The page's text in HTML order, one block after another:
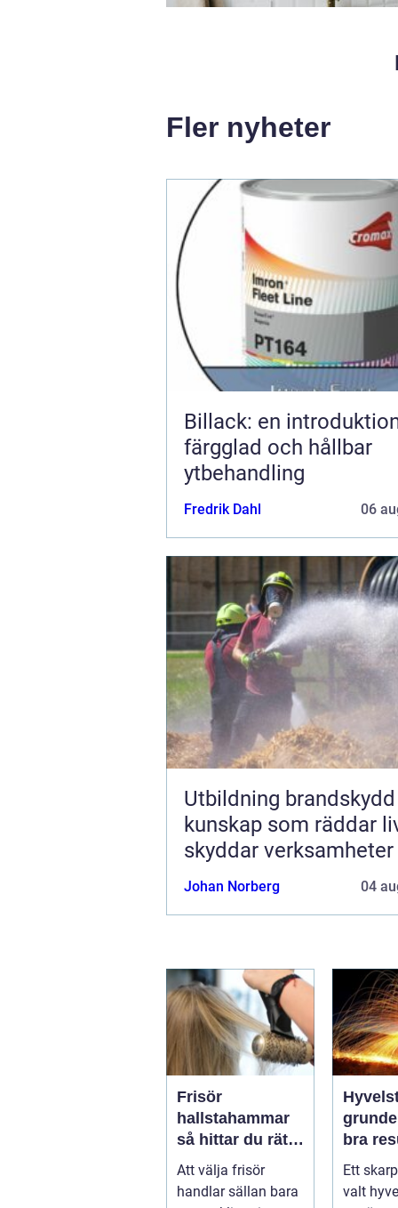
Fler nyheter
Billack: en
färgglad och hållbar
ytbehandling
Fredrik Dahl 06
Utbildning brandskydd
kunskap som räddar
skyddar verksamheter
Johan Norberg 04
Frisör
hallstahammar
så hittar du rätt
salong för stil,
kvalitet och
känsla
Att välja frisör
handlar sällan bara
bra
hyvling
Ett
valt